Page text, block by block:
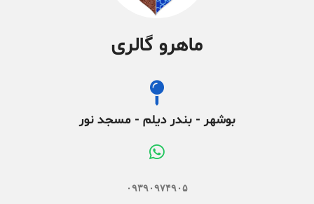
ماهرو گالری
بوشهر - بندر دیلم - مسجد نور
۰۹۳۹۰۹۷۴۹۰۵